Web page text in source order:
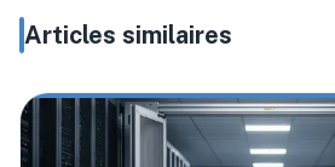
Articles similaires